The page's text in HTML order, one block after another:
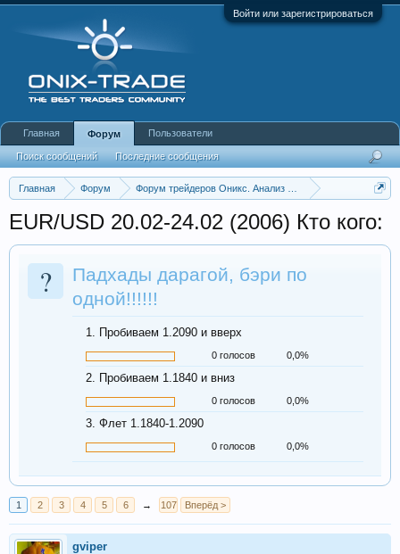
Войти или зарегистрироваться
Главная Форум
Форум трейдеров Оникс. Анализ и обсуждение рынка
EUR/USD 20.02-24.02 (2006) Кто кого:
?
Падхады дарагой, бэри по
одной!!!!!!
1. Пробиваем 1.2090 и вверх
0 голосов 0,0%
2. Пробиваем 1.1840 и вниз
0 голосов 0,0%
3. Флет 1.1840-1.2090
0 голосов 0,0%
1 2 3 4 5 6 → 107 Вперёд >
gviper
Главная Форум
Поиск сообщений Последние сообщения
Пользователи